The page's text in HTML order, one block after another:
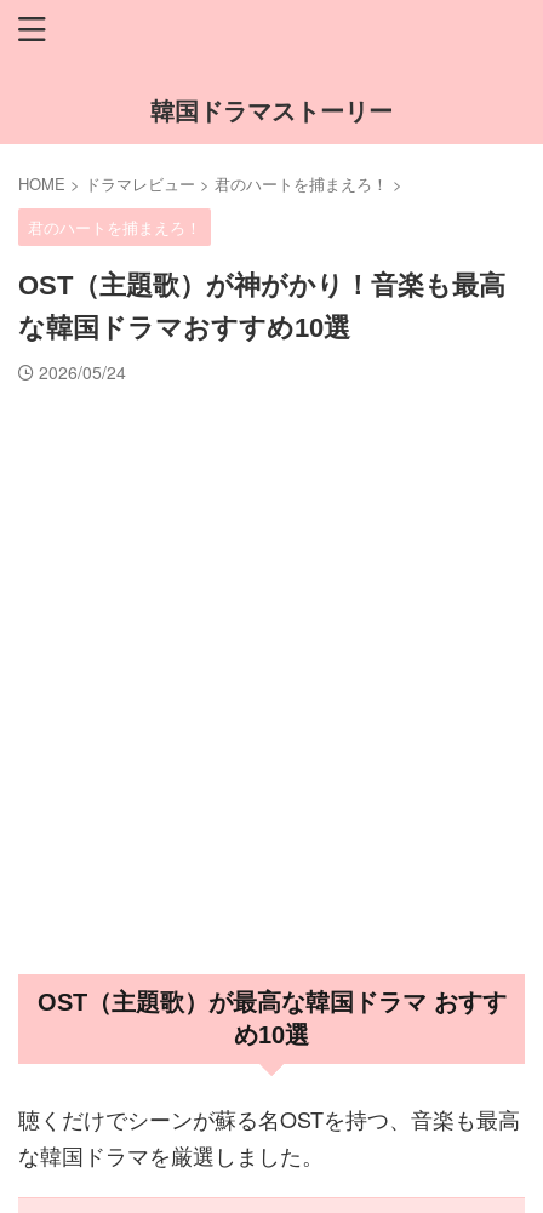
韓国ドラマストーリー
HOME > ドラマレビュー > 君のハートを捕まえろ！ >
君のハートを捕まえろ！
OST（主題歌）が神がかり！音楽も最高
な韓国ドラマおすすめ10選
2026/05/24
OST（主題歌）が最高な韓国ドラマ おすす
め10選
聴くだけでシーンが蘇る名OSTを持つ、音楽も最高
な韓国ドラマを厳選しました。